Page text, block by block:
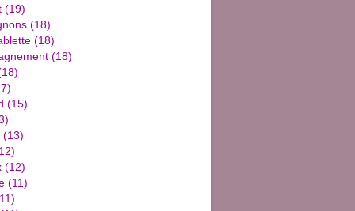
(19)
(18)
(18)
(18)
(15)
(13)
(12)
(11)